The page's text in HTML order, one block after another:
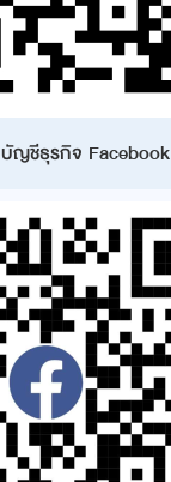
บัญชีธุรกิจ Facebook